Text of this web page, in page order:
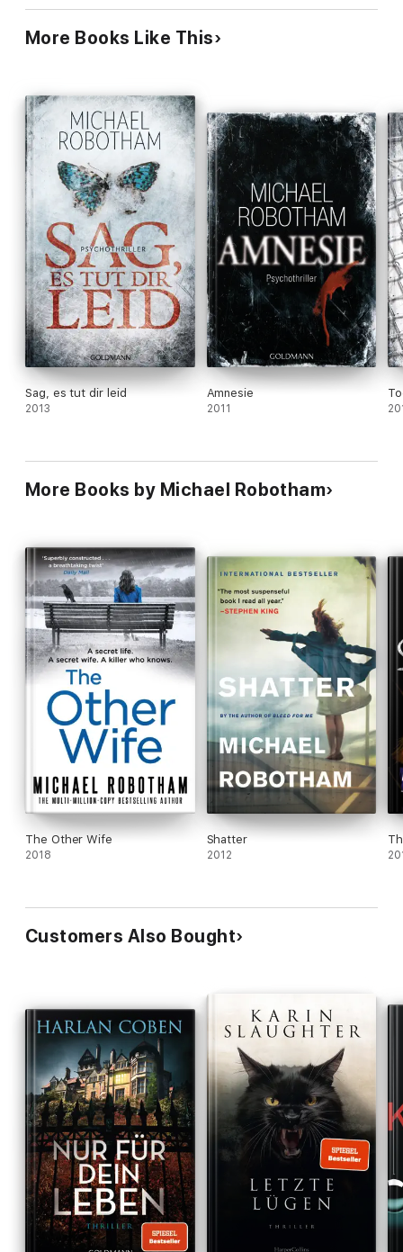
der besten Thrillerautoren der Welt."
More Books Like This
Sag, es tut dir leid
2013
Amnesie
2011
More Books by Michael Robotham
The Other Wife
2018
Shatter
2012
Customers Also Bought